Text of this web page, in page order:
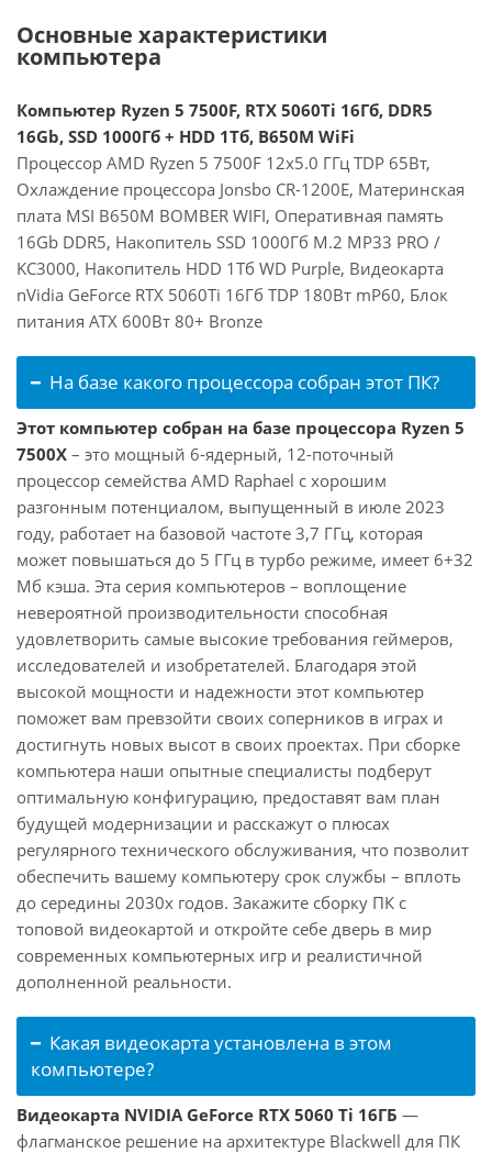
Основные характеристики
компьютера
Компьютер Ryzen 5 7500F, RTX 5060Ti 16Гб, DDR5
16Gb, SSD 1000Гб + HDD 1Тб, B650M WiFi
Процессор AMD Ryzen 5 7500F 12x5.0 ГГц TDP 65Вт,
Охлаждение процессора Jonsbo CR-1200E, Материнская
плата MSI B650M BOMBER WIFI, Оперативная память
16Gb DDR5, Накопитель SSD 1000Гб M.2 MP33 PRO /
KC3000, Накопитель HDD 1Тб WD Purple, Видеокарта
nVidia GeForce RTX 5060Ti 16Гб TDP 180Вт mP60, Блок
питания ATX 600Вт 80+ Bronze
На базе какого процессора собран этот ПК?
Этот компьютер собран на базе процессора Ryzen 5
7500X – это мощный 6-ядерный, 12-поточный
процессор семейства AMD Raphael с хорошим
разгонным потенциалом, выпущенный в июле 2023
году, работает на базовой частоте 3,7 ГГц, которая
может повышаться до 5 ГГц в турбо режиме, имеет 6+32
Мб кэша. Эта серия компьютеров – воплощение
невероятной производительности способная
удовлетворить самые высокие требования геймеров,
исследователей и изобретателей. Благодаря этой
высокой мощности и надежности этот компьютер
поможет вам превзойти своих соперников в играх и
достигнуть новых высот в своих проектах. При сборке
компьютера наши опытные специалисты подберут
оптимальную конфигурацию, предоставят вам план
будущей модернизации и расскажут о плюсах
регулярного технического обслуживания, что позволит
обеспечить вашему компьютеру срок службы – вплоть
до середины 2030х годов. Закажите сборку ПК с
топовой видеокартой и откройте себе дверь в мир
современных компьютерных игр и реалистичной
дополненной реальности.
Какая видеокарта установлена в этом
компьютере?
Видеокарта NVIDIA GeForce RTX 5060 Ti 16ГБ —
флагманское решение на архитектуре Blackwell для ПК